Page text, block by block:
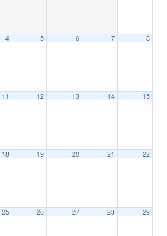
4 5 6 7 8
11 12 13 14 15
18 19 20 21 22
25 26 27 28 29